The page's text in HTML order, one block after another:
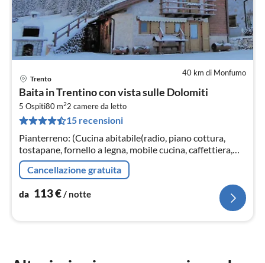
40 km di Monfumo
Trento
Baita in Trentino con vista sulle Dolomiti
5 Ospiti80 m22 camere da letto
15 recensioni
Pianterreno: (Cucina abitabile(radio, piano cottura,
tostapane, fornello a legna, mobile cucina, caffettiera,
caffettiera per espresso)
Cancellazione gratuita
da 113€/ notte